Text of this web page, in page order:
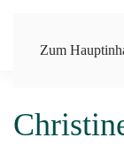
Zum